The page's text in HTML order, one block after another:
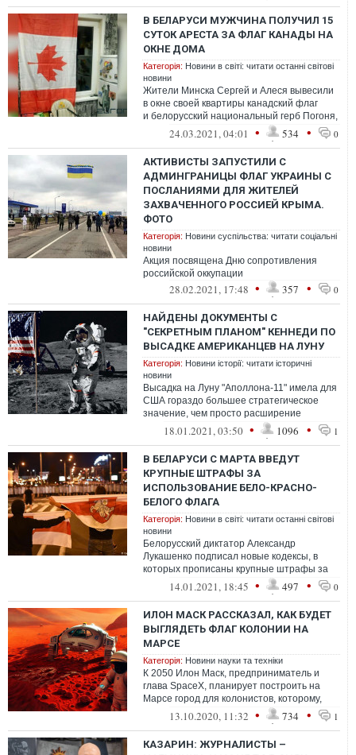
В БЕЛАРУСИ МУЖЧИНА ПОЛУЧИЛ 15
СУТОК АРЕСТА ЗА ФЛАГ КАНАДЫ НА
ОКНЕ ДОМА
Категорія: Новини в світі: читати останні світові
новини
Жители Минска Сергей и Алеся вывесили
в окне своей квартиры канадский флаг
и белорусский национальный герб Погоня,
в результате чего силовики арестова...
24.03.2021, 04:01 • 534 • 0
АКТИВИСТЫ ЗАПУСТИЛИ С
АДМИНГРАНИЦЫ ФЛАГ УКРАИНЫ С
ПОСЛАНИЯМИ ДЛЯ ЖИТЕЛЕЙ
ЗАХВАЧЕННОГО РОССИЕЙ КРЫМА.
ФОТО
Категорія: Новини суспільства: читати соціальні
новини
Акция посвящена Дню сопротивления
российской оккупации
28.02.2021, 17:48 • 357 • 0
НАЙДЕНЫ ДОКУМЕНТЫ С
"СЕКРЕТНЫМ ПЛАНОМ" КЕННЕДИ ПО
ВЫСАДКЕ АМЕРИКАНЦЕВ НА ЛУНУ
Категорія: Новини історії: читати історичні
новини
Высадка на Луну "Аполлона-11" имела для
США гораздо большее стратегическое
значение, чем просто расширение
познаний о Луне
18.01.2021, 03:50 • 1096 • 1
В БЕЛАРУСИ С МАРТА ВВЕДУТ
КРУПНЫЕ ШТРАФЫ ЗА
ИСПОЛЬЗОВАНИЕ БЕЛО-КРАСНО-
БЕЛОГО ФЛАГА
Категорія: Новини в світі: читати останні світові
новини
Белорусский диктатор Александр
Лукашенко подписал новые кодексы, в
которых прописаны крупные штрафы за
использование бело-красно-белого флага,
14.01.2021, 18:45 • 497 • 0
ИЛОН МАСК РАССКАЗАЛ, КАК БУДЕТ
ВЫГЛЯДЕТЬ ФЛАГ КОЛОНИИ НА
МАРСЕ
Категорія: Новини науки та техніки
К 2050 Илон Маск, предприниматель и
глава SpaceX, планирует построить на
Марсе город для колонистов, которому,
конечно же, нужен будет флаг.
13.10.2020, 11:32 • 734 • 1
КАЗАРИН: ЖУРНАЛИСТЫ –